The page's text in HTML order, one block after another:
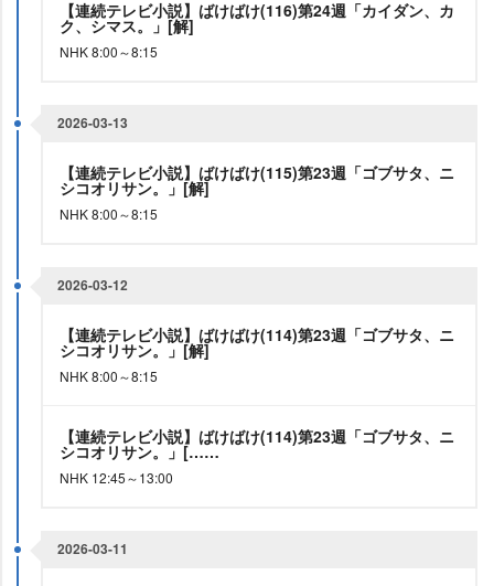
【連続テレビ小説】ばけばけ(116)第24週「カイダン、カ
ク、シマス。」[解]
NHK 8:00～8:15
2026-03-13
【連続テレビ小説】ばけばけ(115)第23週「ゴブサタ、ニ
シコオリサン。」[解]
NHK 8:00～8:15
2026-03-12
【連続テレビ小説】ばけばけ(114)第23週「ゴブサタ、ニ
シコオリサン。」[解]
NHK 8:00～8:15
【連続テレビ小説】ばけばけ(114)第23週「ゴブサタ、ニ
シコオリサン。」[……
NHK 12:45～13:00
2026-03-11